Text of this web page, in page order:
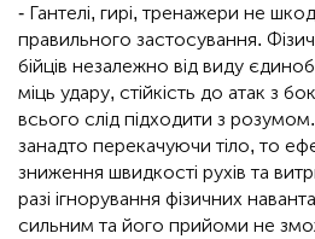
- Гантелі, гирі, тренажери не
правильного застосування.
бійців незалежно від виду
міць удару, стійкість до атак з
всього слід підходити з
занадто перекачуючи тіло, то
зниження швидкості рухів та
разі ігнорування фізичних
сильним та його прийоми не